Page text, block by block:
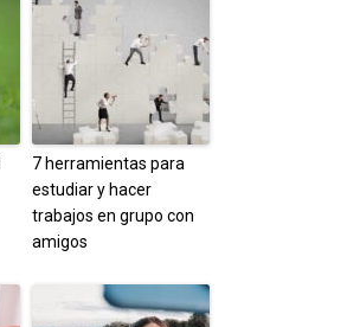
7 herramientas para
estudiar y hacer
trabajos en grupo con
amigos